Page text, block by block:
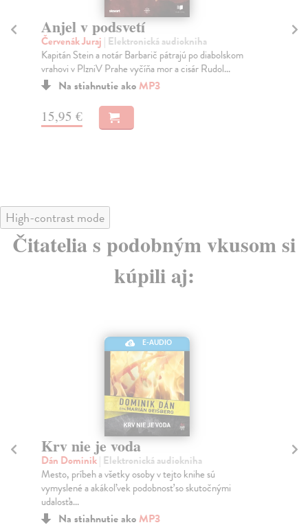
Anjel v podsvetí
Červenák Juraj | Elektronická audiokniha
Kapitán Stein a notár Barbarič pátrajú po diabolskom
vrahovi v PlzniV Prahe vyčíňa mor a cisár Rudol...
Na stiahnutie akoMP3
15,95 €
High-contrast mode
Čitatelia s podobným vkusom si
kúpili aj:
E-AUDIO
Krv nie je voda
Dán Dominik| Elektronická audiokniha
Mesto, príbeh a všetky osoby v tejto knihe sú
vymyslené a akákoľvek podobnosť so skutočnými
udalosťa...
Na stiahnutie akoMP3